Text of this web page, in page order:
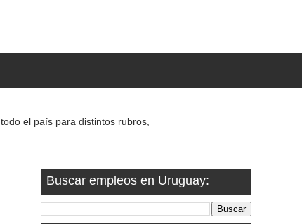
el país para distintos rubros,
Buscar empleos en Uruguay: